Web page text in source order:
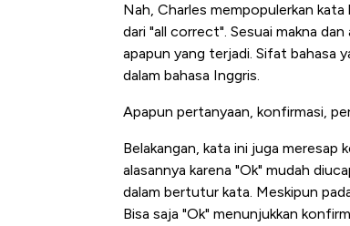
Nah, Charles mempopulerkan
dari "all correct". Sesuai makna
apapun yang terjadi. Sifat bahasa
dalam bahasa Inggris.
Apapun pertanyaan, konfirmasi,
Belakangan, kata ini juga meresap
alasannya karena "Ok" mudah
dalam bertutur kata. Meskipun
Bisa saja "Ok" menunjukkan
Tembaga Terbang